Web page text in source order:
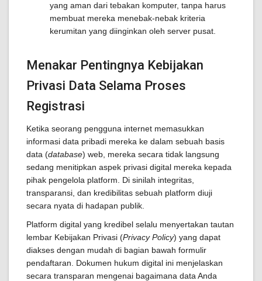
yang aman dari tebakan komputer, tanpa harus
membuat mereka menebak-nebak kriteria
kerumitan yang diinginkan oleh server pusat.
Menakar Pentingnya Kebijakan
Privasi Data Selama Proses
Registrasi
Ketika seorang pengguna internet memasukkan
informasi data pribadi mereka ke dalam sebuah basis
data (database) web, mereka secara tidak langsung
sedang menitipkan aspek privasi digital mereka kepada
pihak pengelola platform. Di sinilah integritas,
transparansi, dan kredibilitas sebuah platform diuji
secara nyata di hadapan publik.
Platform digital yang kredibel selalu menyertakan tautan
lembar Kebijakan Privasi (Privacy Policy) yang dapat
diakses dengan mudah di bagian bawah formulir
pendaftaran. Dokumen hukum digital ini menjelaskan
secara transparan mengenai bagaimana data Anda